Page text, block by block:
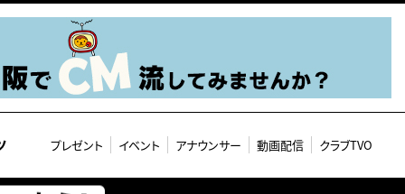
プレゼント イベント アナウンサー 動画配信 クラブTVO